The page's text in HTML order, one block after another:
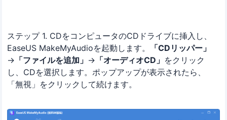
ステップ 1. CDをコンピュータのCDドライブに挿入し、
EaseUS MakeMyAudioを起動します。
「CDリッパー」
→ 「ファイルを追加」 → 「オーディオCD」 をクリック
し、CDを選択します。ポップアップが表示されたら、
「無視」をクリックして続けます。